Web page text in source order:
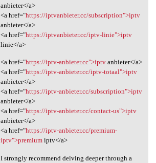
anbieter</a>
<a href="https://iptvanbieter.cc/subscription">iptv
anbieter</a>
<a href="https://iptvanbieter.cc/iptv-linie">iptv
linie</a>
<a href="https://iptv-anbieter.cc">iptvanbieter</a>
<a href="https://iptv-anbieter.cc/iptv-totaal">iptv
anbieter</a>
<a href="https://iptv-anbieter.cc/subscription">iptv
anbieter</a>
<a href="https://iptv-anbieter.cc/contact-us">iptv
anbieter</a>
<a href="https://iptv-anbieter.cc/premium-
iptv">premiumiptv</a>
I strongly recommend delving deeper through a